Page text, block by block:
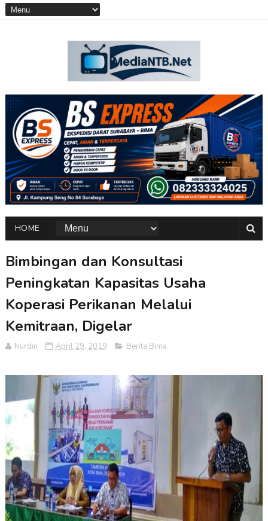
HOME
Bimbingan dan Konsultasi
Peningkatan Kapasitas Usaha
Koperasi Perikanan Melalui
Kemitraan, Digelar
Nurdin April 29, 2019 Berita Bima